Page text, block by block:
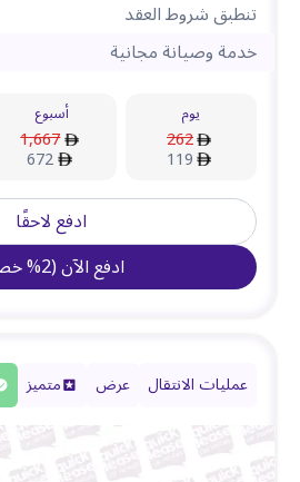
تنطبق شروط العقد
خدمة وصيانة مجانية
يوم
262
119
أسبوع
1,667
672
ادفع لاحقًا
ادفع الآن(
2
%
عمليات الانتقال عرض متميز